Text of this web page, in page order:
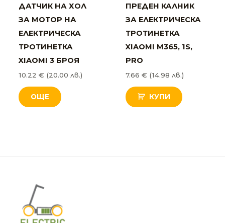
ДАТЧИК НА ХОЛ
ЗА МОТОР НА
ЕЛЕКТРИЧЕСКА
ТРОТИНЕТКА
XIAOMI 3 БРОЯ
10.22€ (20.00 лв.)
ОЩЕ
ПРЕДЕН КАЛНИК
ЗА ЕЛЕКТРИЧЕСКА
ТРОТИНЕТКА
XIAOMI M365, 1S,
PRO
7.66€ (14.98 лв.)
КУПИ